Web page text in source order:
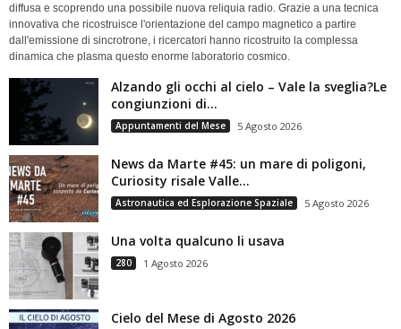
diffusa e scoprendo una possibile nuova reliquia radio. Grazie a una tecnica
innovativa che ricostruisce l'orientazione del campo magnetico a partire
dall'emissione di sincrotrone, i ricercatori hanno ricostruito la complessa
dinamica che plasma questo enorme laboratorio cosmico.
Alzando gli occhi al cielo – Vale la sveglia?Le
congiunzioni di...
Appuntamenti del Mese 5 Agosto 2026
News da Marte #45: un mare di poligoni,
Curiosity risale Valle...
Astronautica ed Esplorazione Spaziale 5 Agosto 2026
Una volta qualcuno li usava
280 1 Agosto 2026
Cielo del Mese di Agosto 2026